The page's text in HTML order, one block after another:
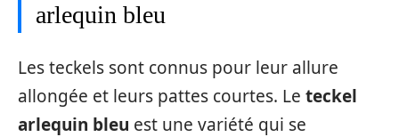
arlequin bleu
Les teckels sont connus pour leur allure
allongée et leurs pattes courtes. Le teckel
arlequin bleu est une variété qui se